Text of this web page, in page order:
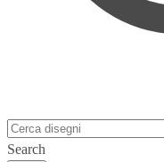
Search